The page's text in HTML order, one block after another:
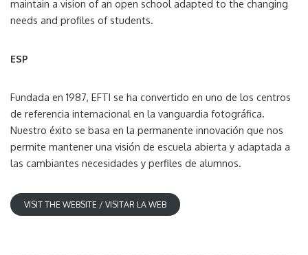
maintain a vision of an open school adapted to the changing
needs and profiles of students.
ESP
Fundada en 1987, EFTI se ha convertido en uno de los centros
de referencia internacional en la vanguardia fotográfica.
Nuestro éxito se basa en la permanente innovación que nos
permite mantener una visión de escuela abierta y adaptada a
las cambiantes necesidades y perfiles de alumnos.
VISIT THE WEBSITE / VISITAR LA WEB